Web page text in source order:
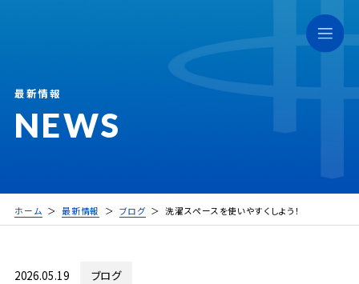
NEWS
最新情報
ホーム 最新情報 ブログ 洗濯スペースを使いやすくしよう！
2026.05.19 ブログ